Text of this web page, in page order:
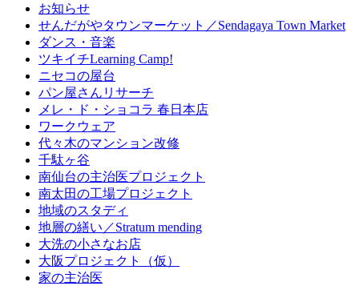
お知らせ
せんだがやタウンマーケット／Sendagaya Town Market
ダンス・音楽
ツキイチLearning Camp!
ニセコの屋台
パン屋さんリサーチ
メレ・ド・ショコラ 春日本店
ワークウェア
代々木のマンション改修
千駄ヶ谷
南仙台の主治医プロジェクト
南太田の工場プロジェクト
地域のスタディ
地層の繕い／Stratum mending
大洗の小さなお店
大阪プロジェクト（仮）
家の主治医